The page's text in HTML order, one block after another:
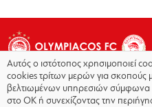
Αυτός ο ιστότοπος χρησιμοποιεί
cookies τρίτων μερών για σκοπούς
βελτιωμένων υπηρεσιών σύμφωνα
στο OK ή συνεχίζοντας την